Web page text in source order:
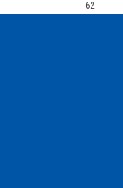
62